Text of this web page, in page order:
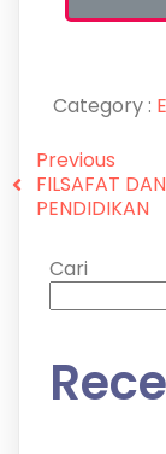
Category :
Previous
FILSAFAT DAN
PENDIDIKAN
Cari